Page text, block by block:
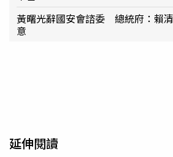
黃曙光辭國安會諮委 總統府：賴
意
延伸閱讀